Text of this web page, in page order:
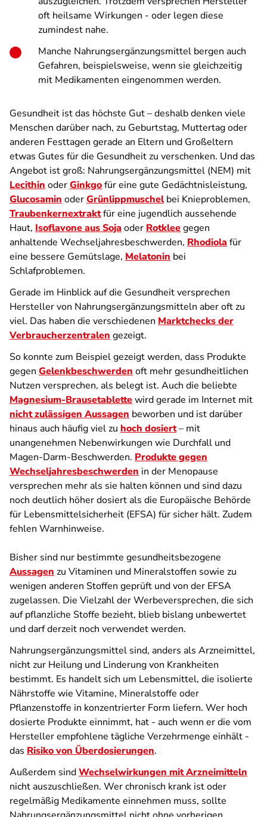
oft heilsame Wirkungen - oder legen diese
zumindest nahe.
Manche Nahrungsergänzungsmittel bergen auch
Gefahren, beispielsweise, wenn sie gleichzeitig
mit Medikamenten eingenommen werden.
Gesundheit ist das höchste Gut – deshalb denken viele
Menschen darüber nach, zu Geburtstag, Muttertag oder
anderen Festtagen gerade an Eltern und Großeltern
etwas Gutes für die Gesundheit zu verschenken. Und das
Angebot ist groß: Nahrungsergänzungsmittel (NEM) mit
Lecithin oderGinkgofür eine gute Gedächtnisleistung,
Glucosamin oderGrünlippmuschelbei Knieproblemen,
Traubenkernextraktfür eine jugendlich aussehende
Haut, Isoflavone aus Soja oder Rotkleegegen
anhaltende Wechseljahresbeschwerden, Rhodiola für
eine bessere Gemütslage, Melatonin bei
Schlafproblemen.
Gerade im Hinblick auf die Gesundheit versprechen
Hersteller von Nahrungsergänzungsmitteln aber oft zu
viel. Das haben die verschiedenen Marktchecks der
Verbraucherzentralen gezeigt.
So konnte zum Beispiel gezeigt werden, dass Produkte
gegen Gelenkbeschwerden oft mehr gesundheitlichen
Nutzen versprechen, als belegt ist. Auch die beliebte
Magnesium-Brausetablettewird gerade im Internet mit
nicht zulässigen Aussagen beworben und ist darüber
hinaus auch häufig viel zu hoch dosiert– mit
unangenehmen Nebenwirkungen wie Durchfall und
Magen-Darm-Beschwerden. Produkte gegen
Wechseljahresbeschwerden in der Menopause
versprechen mehr als sie halten können und sind dazu
noch deutlich höher dosiert als die Europäische Behörde
für Lebensmittelsicherheit (EFSA) für sicher hält. Zudem
fehlen Warnhinweise.
Bisher sind nur bestimmte gesundheitsbezogene
Aussagen zu Vitaminen und Mineralstoffen sowie zu
wenigen anderen Stoffen geprüft und von der EFSA
zugelassen. Die Vielzahl der Werbeversprechen, die sich
auf pflanzliche Stoffe bezieht, blieb bislang unbewertet
und darf derzeit noch verwendet werden.
Nahrungsergänzungsmittel sind, anders als Arzneimittel,
nicht zur Heilung und Linderung von Krankheiten
bestimmt. Es handelt sich um Lebensmittel, die isolierte
Nährstoffe wie Vitamine, Mineralstoffe oder
Pflanzenstoffe in konzentrierter Form liefern. Wer hoch
dosierte Produkte einnimmt, hat - auch wenn er die vom
Hersteller empfohlene tägliche Verzehrmenge einhält -
das Risiko von Überdosierungen.
Außerdem sindWechselwirkungen mit Arzneimitteln
nicht auszuschließen. Wer chronisch krank ist oder
regelmäßig Medikamente einnehmen muss, sollte